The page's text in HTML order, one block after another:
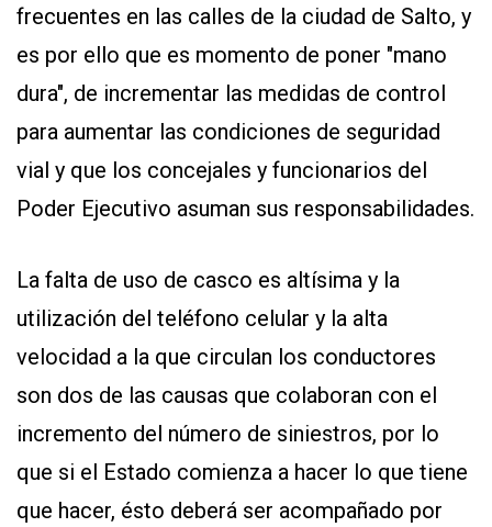
frecuentes en las calles de la ciudad de Salto, y
es por ello que es momento de poner "mano
dura", de incrementar las medidas de control
para aumentar las condiciones de seguridad
vial y que los concejales y funcionarios del
Poder Ejecutivo asuman sus responsabilidades.
La falta de uso de casco es altísima y la
utilización del teléfono celular y la alta
velocidad a la que circulan los conductores
son dos de las causas que colaboran con el
incremento del número de siniestros, por lo
que si el Estado comienza a hacer lo que tiene
que hacer, ésto deberá ser acompañado por